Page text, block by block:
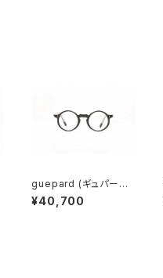
guepard (ギュパール)
gp-11 noir cristal (cl
ear lens) メガネ
¥40,700